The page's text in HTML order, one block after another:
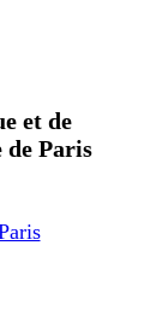
et de
Paris